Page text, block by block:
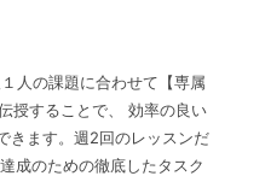
人の課題に合わせて【専属
授することで、 効率の良い
きます。週2回のレッスンだ
成のための徹底したタスク